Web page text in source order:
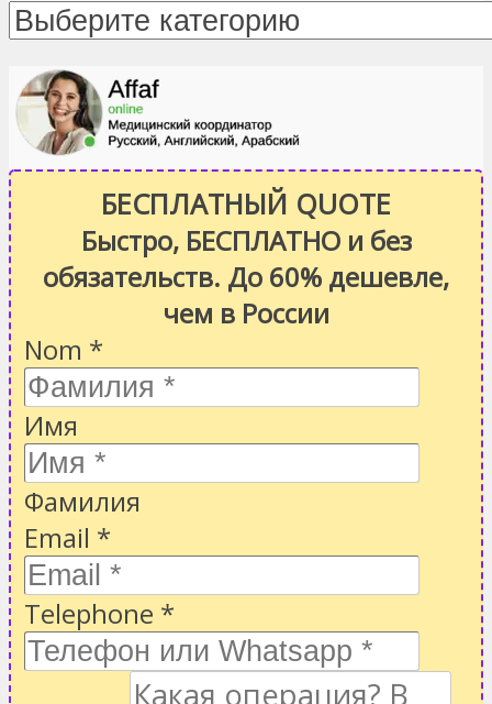
БЕСПЛАТНЫЙ QUOTE
Быстро, БЕСПЛАТНО и без
обязательств. До 60% дешевле,
чем в России
Nom *
Имя
Фамилия
Email *
Telephone *